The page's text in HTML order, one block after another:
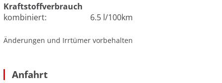
Kraftstoffverbrauch
kombiniert:
6.5 l/100km
Änderungen und Irrtümer vorbehalten
Anfahrt